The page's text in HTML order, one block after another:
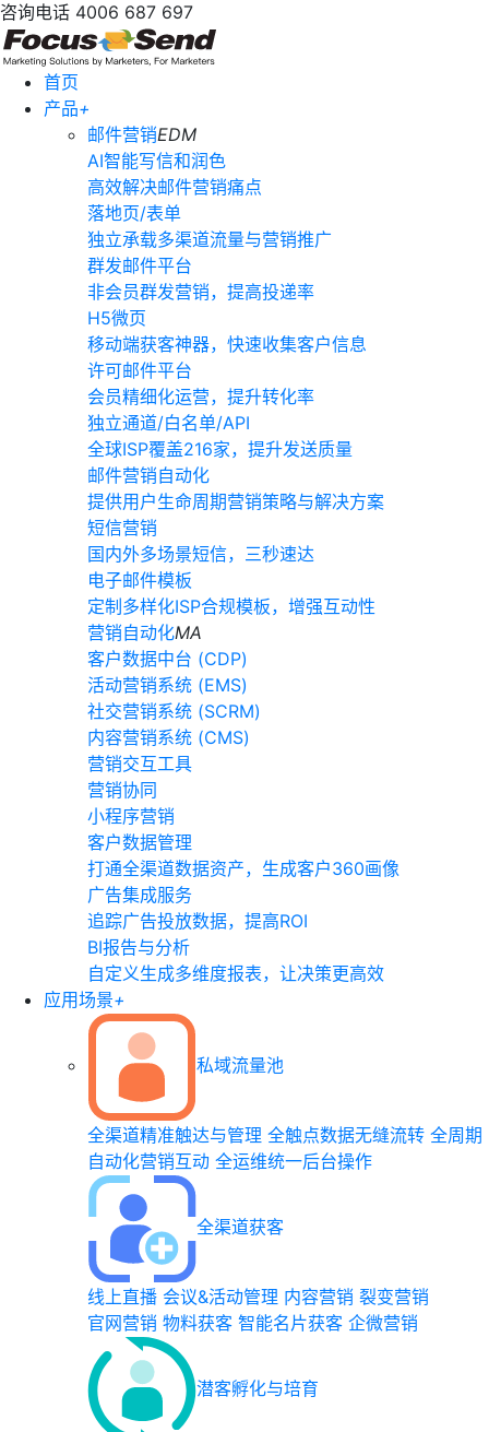
咨询电话 4006 687 697
首页
产品+
邮件营销EDM
AI智能写信和润色
高效解决邮件营销痛点
落地页/表单
独立承载多渠道流量与营销推广
群发邮件平台
非会员群发营销，提高投递率
H5微页
移动端获客神器，快速收集客户信息
许可邮件平台
会员精细化运营，提升转化率
独立通道/白名单/API
全球ISP覆盖216家，提升发送质量
邮件营销自动化
提供用户生命周期营销策略与解决方案
短信营销
国内外多场景短信，三秒速达
电子邮件模板
定制多样化ISP合规模板，增强互动性
营销自动化MA
客户数据中台 (CDP)
活动营销系统 (EMS)
社交营销系统 (SCRM)
内容营销系统 (CMS)
营销交互工具
营销协同
小程序营销
客户数据管理
打通全渠道数据资产，生成客户360画像
广告集成服务
追踪广告投放数据，提高ROI
BI报告与分析
自定义生成多维度报表，让决策更高效
应用场景+
私域流量池
全渠道精准触达与管理 全触点数据无缝流转 全周期
自动化营销互动 全运维统一后台操作
全渠道获客
线上直播 会议&活动管理 内容营销 裂变营销
官网营销 物料获客 智能名片获客 企微营销
潜客孵化与培育